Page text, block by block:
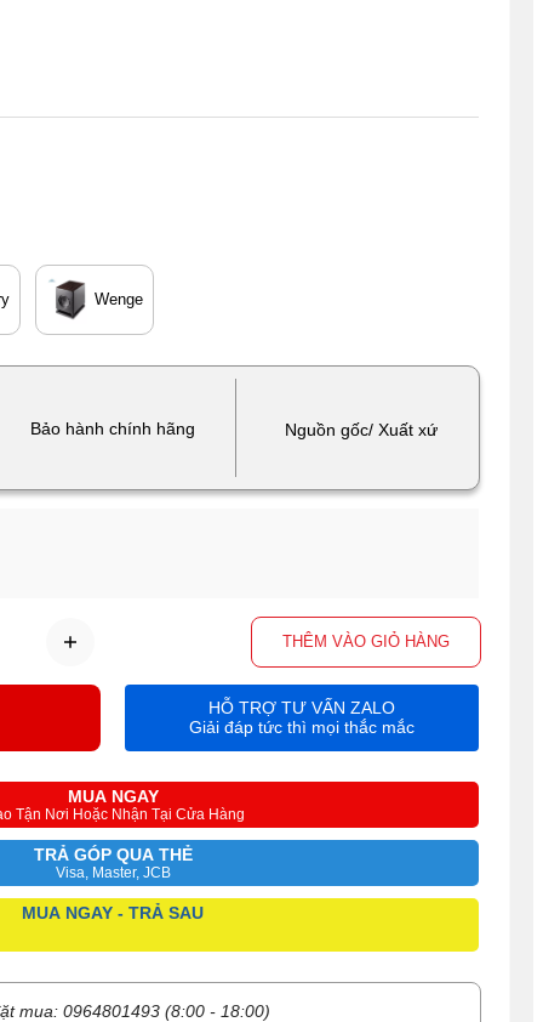
Bảo hành chính hãng Nguồn gốc/ Xuất xứ
Wenge
THÊM VÀO GIỎ HÀNG
MUA NGAY
Tận Nơi Hoặc Nhận Tại Cửa Hàng
TRẢ GÓP QUA THẺ
Visa, Master, JCB
MUA NGAY - TRẢ SAU
mua: 0964801493 (8:00 - 18:00)
HỖ TRỢ TƯ VẤN ZALO
Giải đáp tức thì mọi thắc mắc